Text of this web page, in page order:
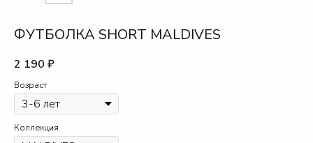
ФУТБОЛКА SHORT MALDIVES
2 190 ₽
Возраст
Коллекция